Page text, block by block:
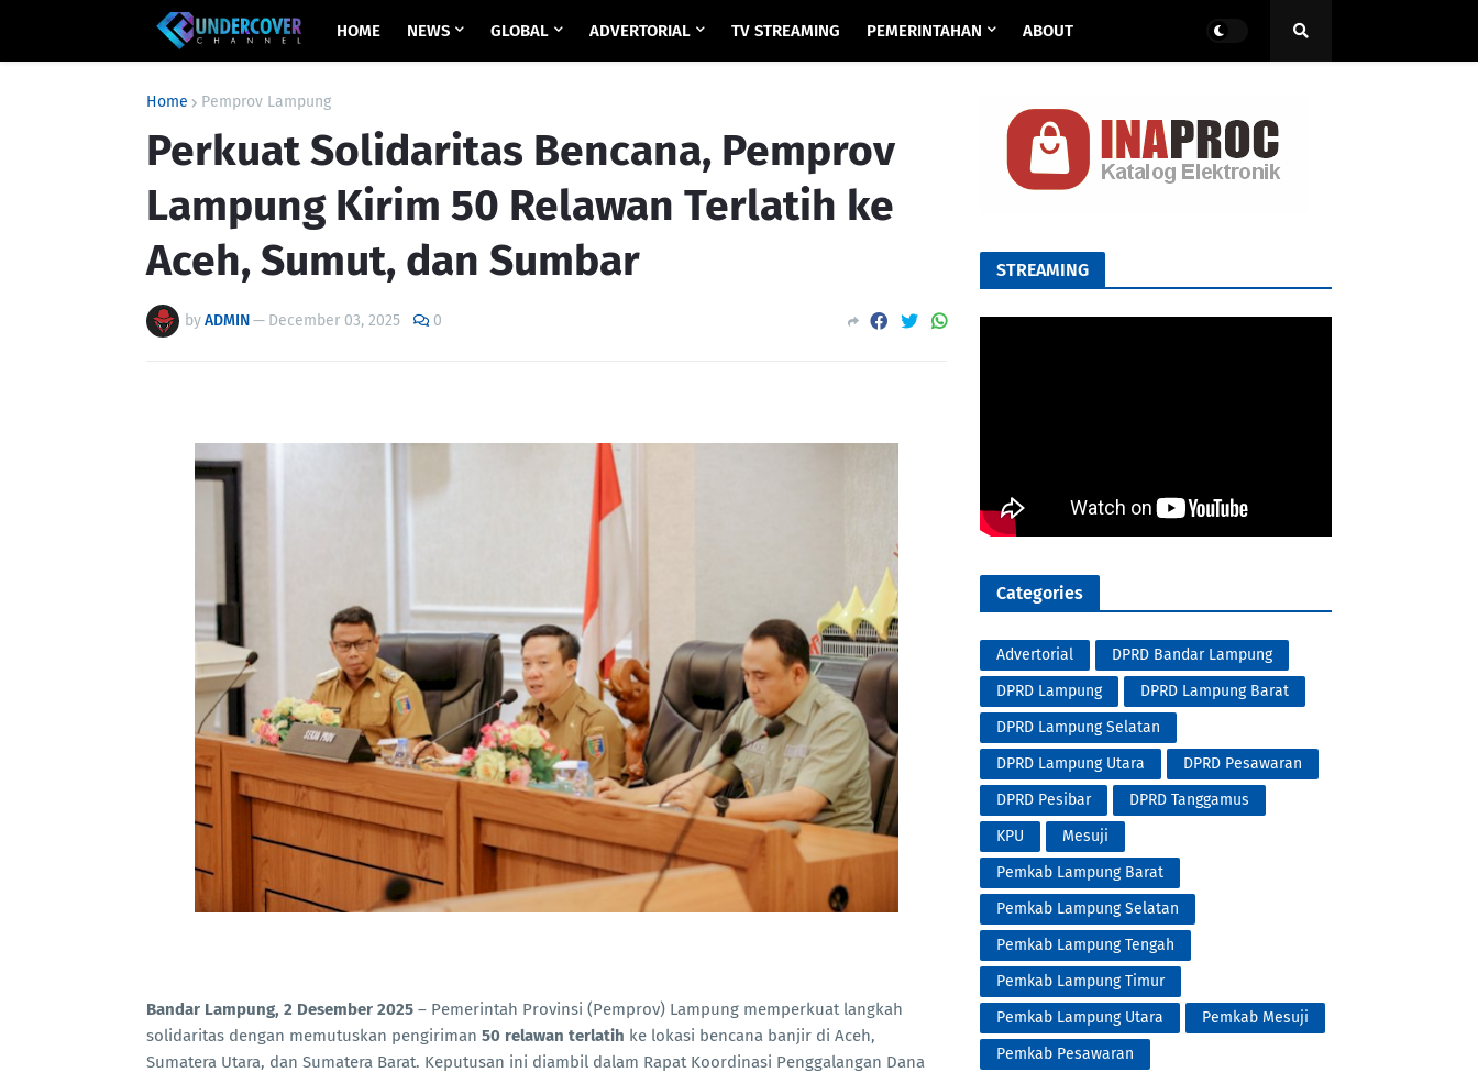
HOME NEWS GLOBAL ADVERTORIAL TV STREAMING PEMERINTAHAN ABOUT
Home Pemprov Lampung
Perkuat Solidaritas Bencana, Pemprov
Lampung Kirim 50 Relawan Terlatih ke
Aceh, Sumut, dan Sumbar
byADMIN— December 03, 2025 0
Bandar Lampung, 2 Desember 2025 – Pemerintah Provinsi (Pemprov) Lampung memperkuat langkah
solidaritas dengan memutuskan pengiriman 50 relawan terlatih ke lokasi bencana banjir di Aceh,
Sumatera Utara, dan Sumatera Barat. Keputusan ini diambil dalam Rapat Koordinasi Penggalangan Dana
STREAMING
Categories
Advertorial
DPRD Bandar Lampung
DPRD Lampung
DPRD Lampung Barat
DPRD Lampung Selatan
DPRD Lampung Utara
DPRD Pesawaran
DPRD Pesibar
DPRD Tanggamus
KPU
Mesuji
Pemkab Lampung Barat
Pemkab Lampung Selatan
Pemkab Lampung Tengah
Pemkab Lampung Timur
Pemkab Lampung Utara
Pemkab Mesuji
Pemkab Pesawaran